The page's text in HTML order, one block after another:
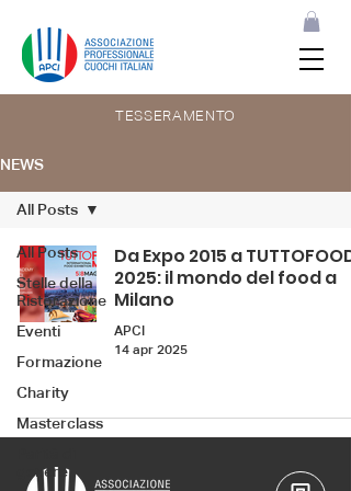
TESSERAMENTO
NEWS
All Posts
Stelle della
Ristorazione
Eventi
Formazione
Charity
Masterclass
genere
All Posts
Da Expo 2015 a TUTTOFOOD
2025: il mondo del food a
Milano
APCI
14 apr 2025